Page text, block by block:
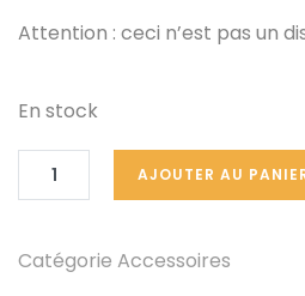
Attention : ceci n’est pas un
En stock
AJOUTER AU
Catégorie Accessoires